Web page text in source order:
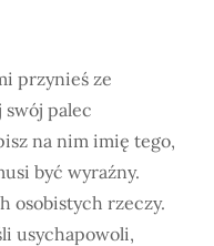
przynieś ze
swój palec
na nim imię tego,
być wyraźny.
osobistych rzeczy.
usychapowoli,